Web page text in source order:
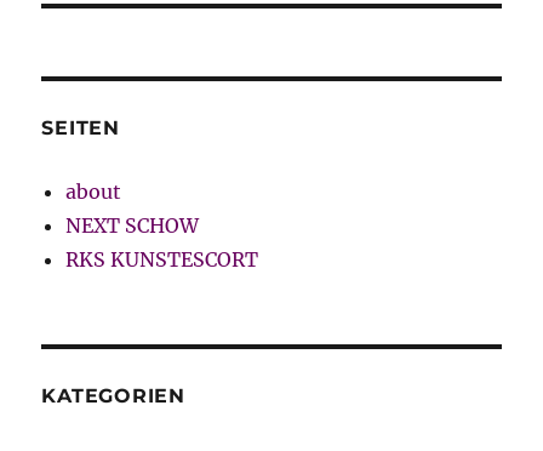
SEITEN
about
NEXT SCHOW
RKS KUNSTESCORT
KATEGORIEN